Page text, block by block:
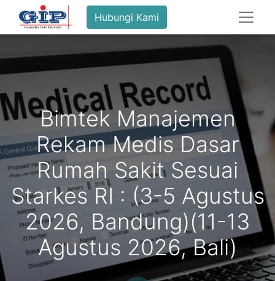
Hubungi Kami
Bimtek Manajemen
Rekam Medis Dasar
Rumah Sakit Sesuai
Starkes RI : (3-5 Agustus
2026, Bandung)(11-13
Agustus 2026, Bali)